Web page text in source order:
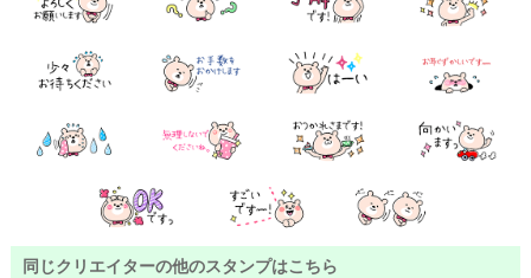
同じクリエイターの他のスタンプはこちら